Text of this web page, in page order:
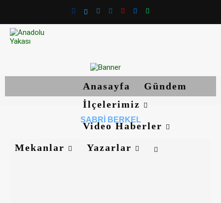
Anasayfa
Gündem
İlçelerimiz
Video Haberler
Mekanlar
Yazarlar
SABRI BERKEL